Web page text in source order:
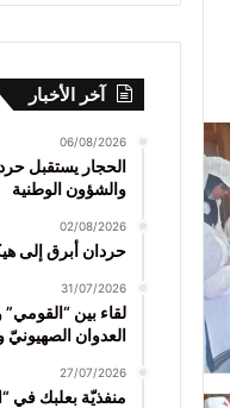
آخر الأخبار
06/08/2026
الحجار يستقبل
والشؤون الوطنية
02/08/2026
حردان أبرق إلى
31/07/2026
لقاء بين
العدوان
27/07/2026
منفذيّة بعلبك في